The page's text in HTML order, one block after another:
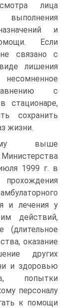
лица
и
Если
связано с
лишения
с
стационаре,
сохранить
жизни.
выше
1999 г. в
и лечения у
действий,
(длительное
оказание
других
и здоровью
попытки
персоналу
к помощи